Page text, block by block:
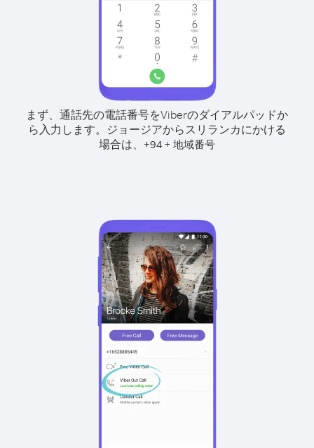
まず、通話先の電話番号をViberのダイアルパッドか
ら入力します。 ジョージアからスリランカにかける
場合は、 +94 + 地域番号